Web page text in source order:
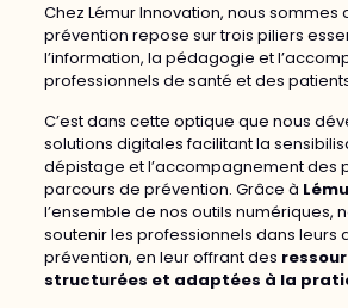
Chez Lémur Innovation, nous sommes
prévention repose sur trois piliers
l’information, la pédagogie et
professionnels de santé et des
C’est dans cette optique que nous
solutions digitales facilitant la
dépistage et l’accompagnement des
parcours de prévention. Grâce à
l’ensemble de nos outils numériques,
soutenir les professionnels dans leurs
prévention, en leur offrant des
structurées et adaptées à la